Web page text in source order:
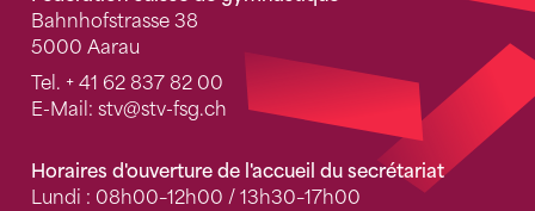
Bahnhofstrasse 38
5000 Aarau
Tel. + 41 62 837 82 00
E-Mail: stv@stv-fsg.ch
Horaires d'ouverture de l'accueil du secrétariat
Lundi : 08h00–12h00 / 13h30–17h00